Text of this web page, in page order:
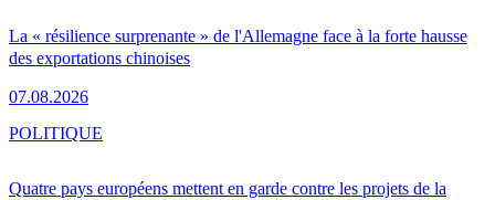
La « résilience surprenante » de l'Allemagne face à la forte hausse
des exportations chinoises
07.08.2026
Quatre pays européens mettent en garde contre les projets de la
POLITIQUE